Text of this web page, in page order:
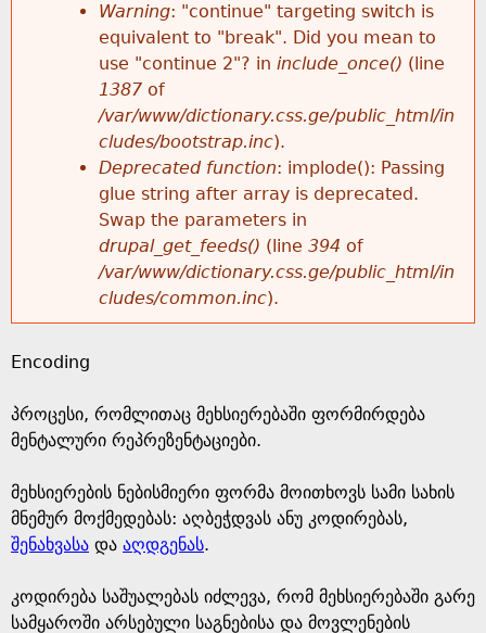
g
e
Warning: "continue" targeting switch is
equivalent to "break". Did you mean to
use "continue 2"? in include_once() (line
1387 of
/var/www/dictionary.css.ge/public_html/in
cludes/bootstrap.inc).
Deprecated function: implode(): Passing
glue string after array is deprecated.
Swap the parameters in
drupal_get_feeds() (line 394 of
/var/www/dictionary.css.ge/public_html/in
cludes/common.inc).
Encoding
პროცესი, რომლითაც მეხსიერებაში ფორმირდება
მენტალური რეპრეზენტაციები.
მეხსიერების ნებისმიერი ფორმა მოითხოვს სამი სახის
მნემურ მოქმედებას: აღბეჭდვას ანუ კოდირებას,
შენახვასა და აღდგენას.
კოდირება საშუალებას იძლევა, რომ მეხსიერებაში გარე
სამყაროში არსებული საგნებისა და მოვლენების